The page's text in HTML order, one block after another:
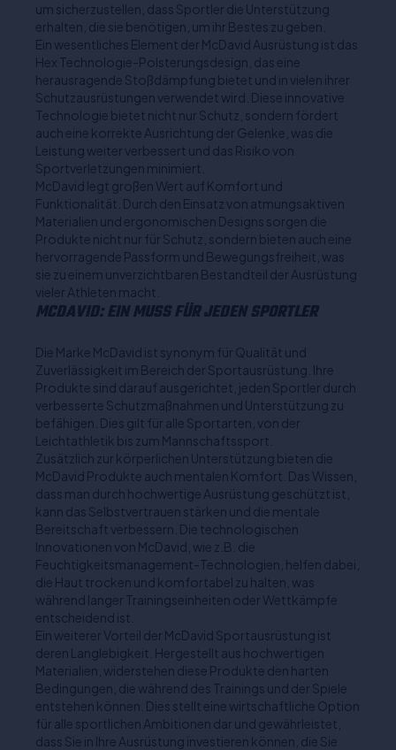
um sicherzustellen, dass Sportler die Unterstützung
erhalten, die sie benötigen, um ihr Bestes zu geben.
Ein wesentliches Element der McDavid Ausrüstung ist das
Hex Technologie-Polsterungsdesign, das eine
herausragende Stoßdämpfung bietet und in vielen ihrer
Schutzausrüstungen verwendet wird. Diese innovative
Technologie bietet nicht nur Schutz, sondern fördert
auch eine korrekte Ausrichtung der Gelenke, was die
Leistung weiter verbessert und das Risiko von
Sportverletzungen minimiert.
McDavid legt großen Wert auf Komfort und
Funktionalität. Durch den Einsatz von atmungsaktiven
Materialien und ergonomischen Designs sorgen die
Produkte nicht nur für Schutz, sondern bieten auch eine
hervorragende Passform und Bewegungsfreiheit, was
sie zu einem unverzichtbaren Bestandteil der Ausrüstung
vieler Athleten macht.
MCDAVID: EIN MUSS FÜR JEDEN SPORTLER
Die Marke McDavid ist synonym für Qualität und
Zuverlässigkeit im Bereich der Sportausrüstung. Ihre
Produkte sind darauf ausgerichtet, jeden Sportler durch
verbesserte Schutzmaßnahmen und Unterstützung zu
befähigen. Dies gilt für alle Sportarten, von der
Leichtathletik bis zum Mannschaftssport.
Zusätzlich zur körperlichen Unterstützung bieten die
McDavid Produkte auch mentalen Komfort. Das Wissen,
dass man durch hochwertige Ausrüstung geschützt ist,
kann das Selbstvertrauen stärken und die mentale
Bereitschaft verbessern. Die technologischen
Innovationen von McDavid, wie z.B. die
Feuchtigkeitsmanagement-Technologien, helfen dabei,
die Haut trocken und komfortabel zu halten, was
während langer Trainingseinheiten oder Wettkämpfe
entscheidend ist.
Ein weiterer Vorteil der McDavid Sportausrüstung ist
deren Langlebigkeit. Hergestellt aus hochwertigen
Materialien, widerstehen diese Produkte den harten
Bedingungen, die während des Trainings und der Spiele
entstehen können. Dies stellt eine wirtschaftliche Option
für alle sportlichen Ambitionen dar und gewährleistet,
dass Sie in Ihre Ausrüstung investieren können, die Sie